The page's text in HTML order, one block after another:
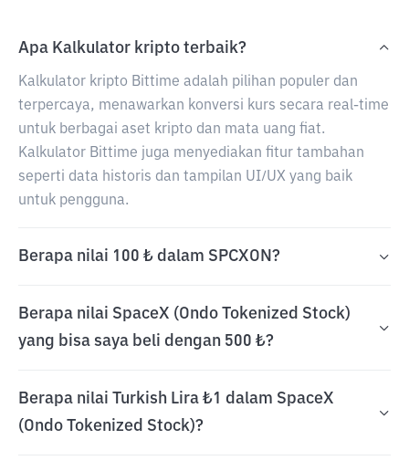
Apa Kalkulator kripto terbaik?
Kalkulator kripto Bittime adalah pilihan populer dan
terpercaya, menawarkan konversi kurs secara real-time
untuk berbagai aset kripto dan mata uang fiat.
Kalkulator Bittime juga menyediakan fitur tambahan
seperti data historis dan tampilan UI/UX yang baik
untuk pengguna.
Berapa nilai 100 ₺ dalam SPCXON?
Berapa nilai SpaceX (Ondo Tokenized Stock)
yang bisa saya beli dengan 500 ₺?
Berapa nilai Turkish Lira ₺1 dalam SpaceX
(Ondo Tokenized Stock)?